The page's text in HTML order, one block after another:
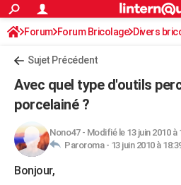
ACTUALITÉS
Politique
Société
Faits Divers
Education
Monde
Villes
+
Programme TV
Streaming
Sorties cinéma
FINANCE
Retraite
Impôts
Epargne
Immobilier
Risques naturels par ville
Banque
Assurance
Crédit
AUTO
Essais
Réserver un essai
Citadines
Berlines
SUV
Forum auto
HIGH-TECH
S'inscrire
Forum Forum Bricolage Divers
Sujet Précédent
Avec quel type d'outils
porcelainé ?
Nono47- Modifié le 13 juin 2010 à
Paroroma - 13 juin 2010 à
Bonjour,